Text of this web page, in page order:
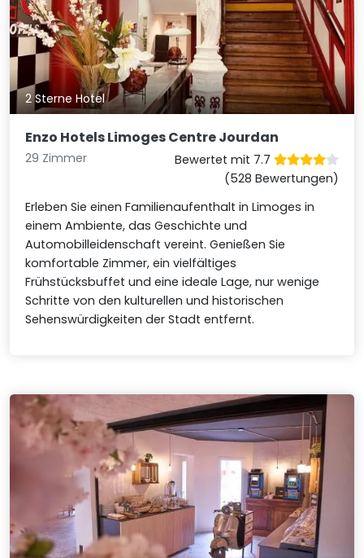
2 Sterne Hotel
Enzo Hotels Limoges Centre Jourdan
29 Zimmer
Bewertet mit 7.7
(528 Bewertungen)
Erleben Sie einen Familienaufenthalt in Limoges in
einem Ambiente, das Geschichte und
Automobilleidenschaft vereint. Genießen Sie
komfortable Zimmer, ein vielfältiges
Frühstücksbuffet und eine ideale Lage, nur wenige
Schritte von den kulturellen und historischen
Sehenswürdigkeiten der Stadt entfernt.